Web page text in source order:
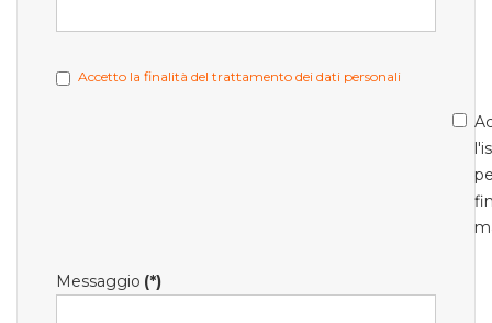
Accetto la finalità del trattamento dei dati personali
Messaggio (*)